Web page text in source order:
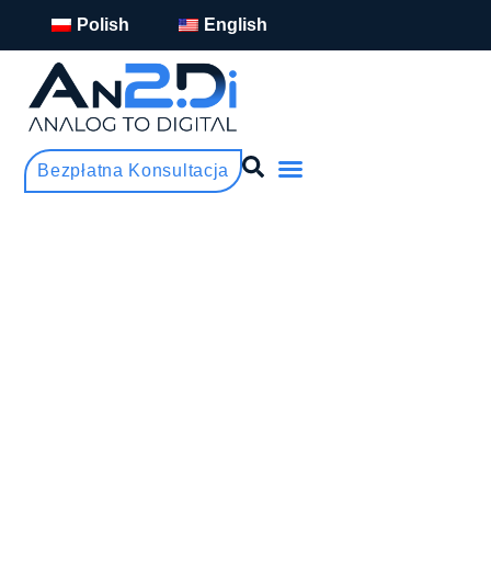
Polish English
Bezpłatna Konsultacja